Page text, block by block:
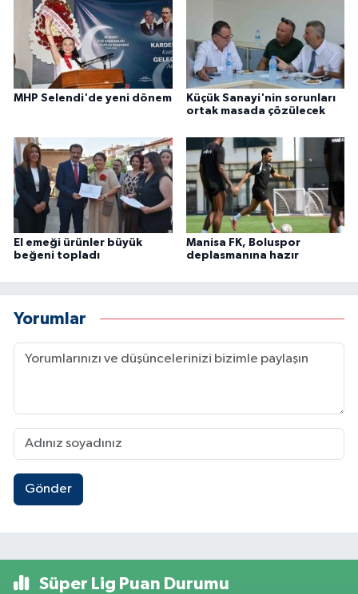
MHP Selendi'de yeni dönem
Küçük Sanayi'nin sorunları
ortak masada çözülecek
El emeği ürünler büyük
beğeni topladı
Manisa FK, Boluspor
deplasmanına hazır
Yorumlar
Gönder
Süper Lig Puan Durumu